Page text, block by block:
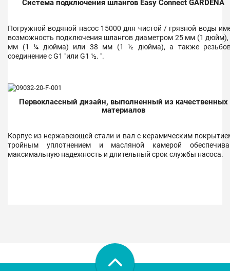
Система подключения шлангов Easy Connect GARDENA
Погружной водяной насос 15000 для чистой / грязной воды
возможность подключения шлангов диаметром 25 мм (1 дюйм),
мм (1 ¼ дюйма) или 38 мм (1 ½ дюйма), а также
соединение с G1 "или G1 ½. ".
Первоклассный дизайн, выполненный из качественных
материалов
Корпус из нержавеющей стали и вал с керамическим
тройным уплотнением и масляной камерой
максимальную надежность и длительный срок службы насоса.